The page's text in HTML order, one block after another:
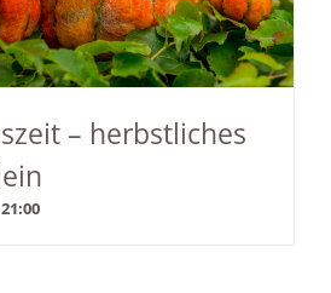
– herbstliches
21:00